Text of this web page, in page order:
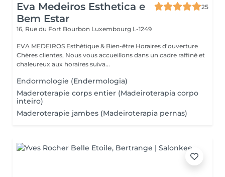
Eva Medeiros Esthetica e
Bem Estar
25
16, Rue du Fort Bourbon Luxembourg L-1249
EVA MEDEIROS Esthétique & Bien-être Horaires d'ouverture
Chères clientes, Nous vous accueillons dans un cadre raffiné et
chaleureux aux horaires suiva...
Endormologie (Endermologia)
Maderoterapie corps entier (Madeiroterapia corpo
inteiro)
Maderoterapie jambes (Madeiroterapia pernas)